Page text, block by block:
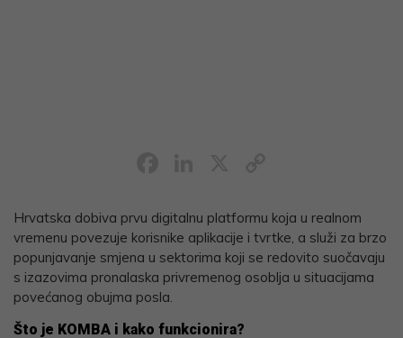
Hrvatska dobiva prvu digitalnu platformu koja u realnom
vremenu povezuje korisnike aplikacije i tvrtke, a služi za brzo
popunjavanje smjena u sektorima koji se redovito suočavaju
s izazovima pronalaska privremenog osoblja u situacijama
povećanog obujma posla.
Što je KOMBA i kako funkcionira?